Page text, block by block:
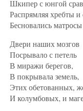
Шкипер с юнгой
Распрямляя хребты
Бесновались
Двери наших мозгов
Посрывало с петель
В миражи берегов,
В покрывала земель,
Этих обетованных,
И колумбовых, и